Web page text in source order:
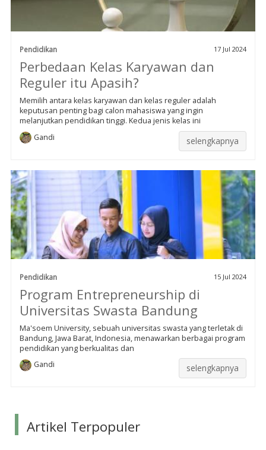
Pendidikan 17 Jul 2024
Perbedaan Kelas Karyawan dan
Reguler itu Apasih?
Memilih antara kelas karyawan dan kelas reguler adalah
keputusan penting bagi calon mahasiswa yang ingin
melanjutkan pendidikan tinggi. Kedua jenis kelas ini
Gandi
selengkapnya
Pendidikan 15 Jul 2024
Program Entrepreneurship di
Universitas Swasta Bandung
Ma'soem University, sebuah universitas swasta yang terletak di
Bandung, Jawa Barat, Indonesia, menawarkan berbagai program
pendidikan yang berkualitas dan
Gandi
selengkapnya
Artikel Terpopuler